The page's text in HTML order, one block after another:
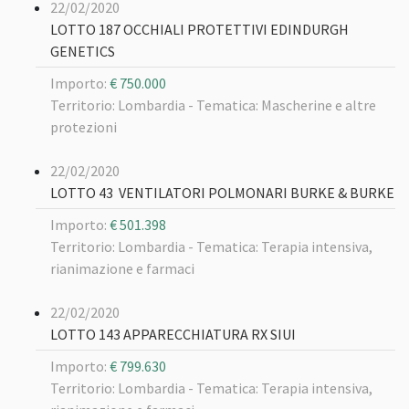
22/02/2020
LOTTO 187 OCCHIALI PROTETTIVI EDINDURGH
GENETICS
Importo: € 750.000
Territorio: Lombardia - Tematica: Mascherine e altre
protezioni
22/02/2020
LOTTO 43 VENTILATORI POLMONARI BURKE & BURKE
Importo: € 501.398
Territorio: Lombardia - Tematica: Terapia intensiva,
rianimazione e farmaci
22/02/2020
LOTTO 143 APPARECCHIATURA RX SIUI
Importo: € 799.630
Territorio: Lombardia - Tematica: Terapia intensiva,